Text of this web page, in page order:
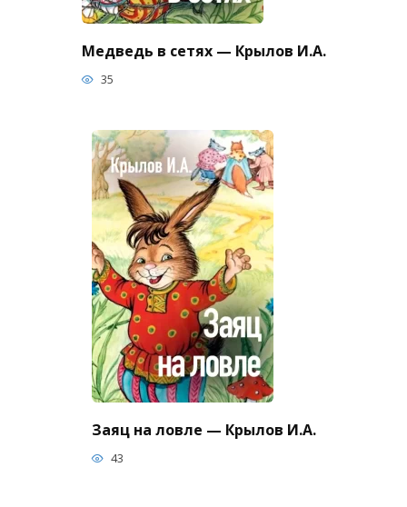
Медведь в сетях — Крылов И.А.
35
Заяц на ловле — Крылов И.А.
43